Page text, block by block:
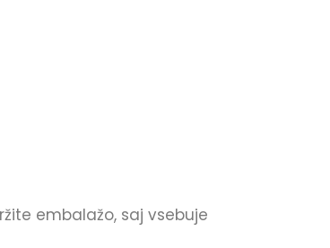
embalažo, saj vsebuje